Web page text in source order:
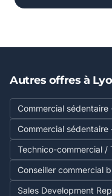
Autres offres à
Commercial
Commercial sédentaire
Technico-commercial /
Conseiller commercial
Sales Development